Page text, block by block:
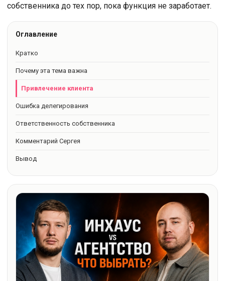
собственника до тех пор, пока функция не заработает.
Оглавление
Кратко
Почему эта тема важна
Привлечение клиента
Ошибка делегирования
Ответственность собственника
Комментарий Сергея
Вывод